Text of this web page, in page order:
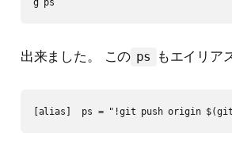
g ps
出来ました。 この ps もエイリア
[alias]  ps = "!git push origin $(git